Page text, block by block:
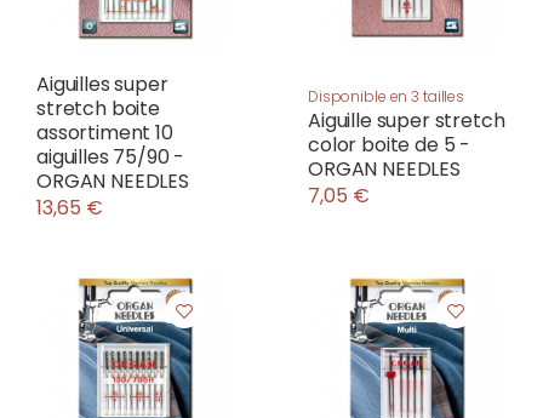
Aiguilles super
stretch boite
assortiment 10
aiguilles 75/90 -
ORGAN NEEDLES
13,65 €
Disponible en 3 tailles
Aiguille super stretch
color boite de 5 -
ORGAN NEEDLES
7,05 €